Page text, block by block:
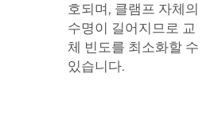
호되며, 클램프 자체의
수명이 길어지므로 교
체 빈도를 최소화할 수
있습니다.